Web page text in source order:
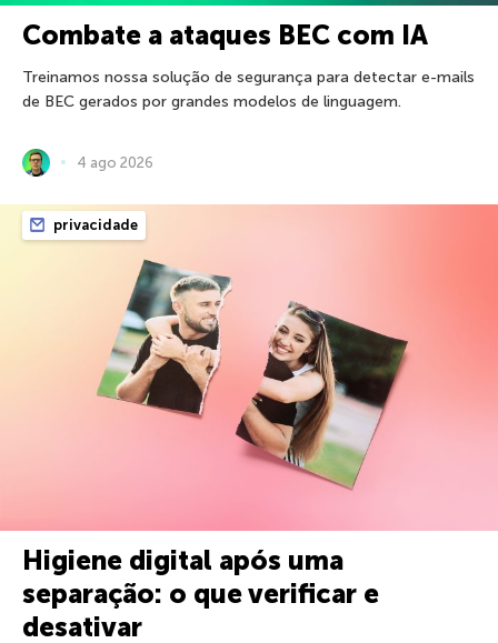
Combate a ataques BEC com IA
Treinamos nossa solução de segurança para detectar e-mails
de BEC gerados por grandes modelos de linguagem.
4 ago 2026
privacidade
Higiene digital após uma
separação: o que verificar e
desativar